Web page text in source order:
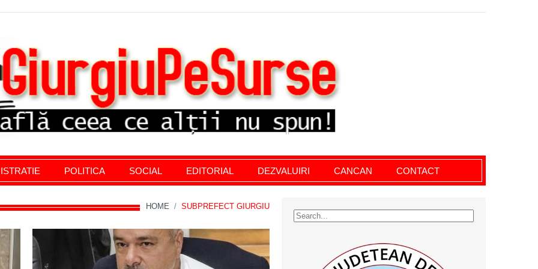
giurgiu, stiri politice, social economic, editoriale giurgiu, dezvaluiri, soc, cancan, stiri locale
POLITICA SOCIAL EDITORIAL DEZVALUIRI CANCAN CONTACT
HOME / SUBPREFECT GIURGIU